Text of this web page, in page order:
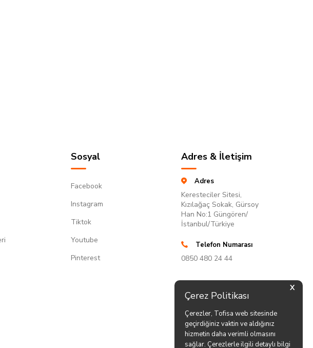
X
Çerez Politikası
Çerezler, Tofisa web sitesinde
geçirdiğiniz vaktin ve aldığınız
hizmetin daha verimli olmasını
sağlar. Çerezlerle ilgili detaylı bilgi
Sosyal
Facebook
Instagram
Tiktok
Youtube
Pinterest
Adres & İletişim
Adres
Keresteciler Sitesi,
Kızılağaç Sokak, Gürsoy
Han No:1 Güngören/
İstanbul/Türkiye
Telefon Numarası
0850 480 24 44